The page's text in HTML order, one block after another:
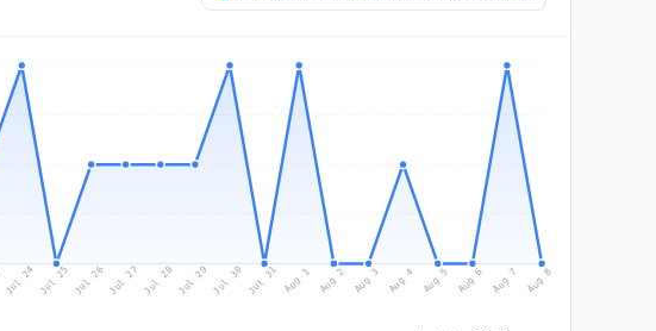
Jul 24 Jul 25 Jul 26Jul 27 Jul 28Jul 29 Jul 30 Jul 31 Aug 1 Aug 2 Aug 3 Aug 4 Aug 5 Aug 6 Aug 7 Aug 8